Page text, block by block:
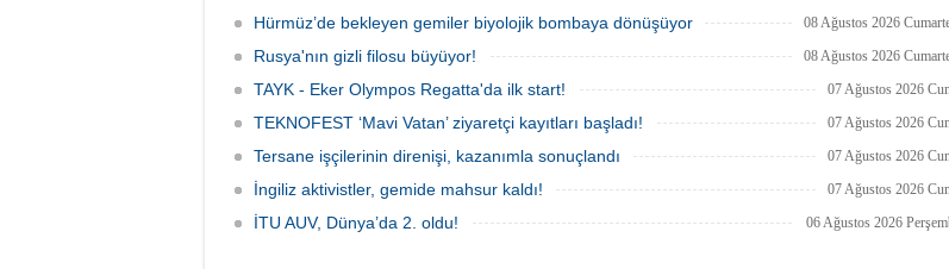
Hürmüz’de bekleyen gemiler biyolojik bombaya dönüşüyor 08 Ağustos 2026
Rusya'nın gizli filosu büyüyor! 08 Ağustos 2026
TAYK - Eker Olympos Regatta'da ilk start! 07 Ağustos 2026
TEKNOFEST ‘Mavi Vatan’ ziyaretçi kayıtları başladı! 07 Ağustos 2026
Tersane işçilerinin direnişi, kazanımla sonuçlandı 07 Ağustos 2026
İngiliz aktivistler, gemide mahsur kaldı! 07 Ağustos 2026
İTU AUV, Dünya’da 2. oldu! 06 Ağustos 2026